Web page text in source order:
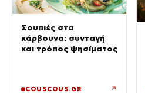
Σουπιές στα
κάρβουνα: συνταγή
και τρόπος ψησίματος
COUSCOUS.GR ↗